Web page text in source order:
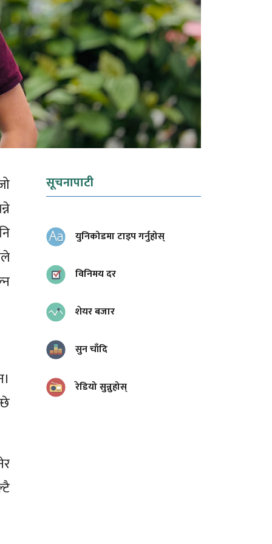
सूचनापाटी
युनिकोडमा टाइप गर्नुहोस्
विनिमय दर
शेयर बजार
सुन चाँदि
रेडियो सुन्नुहोस्